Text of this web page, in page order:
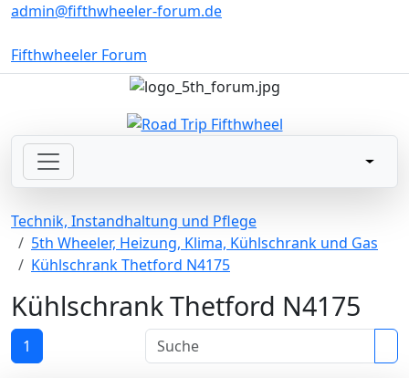
admin@fifthwheeler-forum.de
Fifthwheeler Forum
Technik, Instandhaltung und Pflege
5th Wheeler, Heizung, Klima, Kühlschrank und Gas
Kühlschrank Thetford N4175
Kühlschrank Thetford N4175
1